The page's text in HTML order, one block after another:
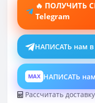
🔥 ПОЛУЧИТЬ
Telegram
НАПИСАТЬ нам в
MAX НАПИСАТЬ
Рассчитать доставку